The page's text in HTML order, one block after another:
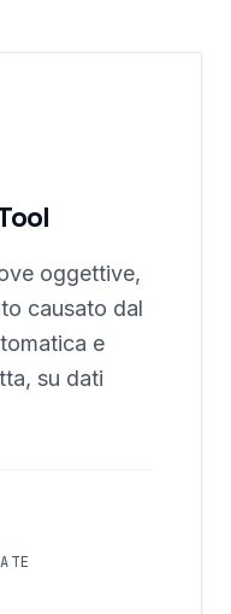
oggettive,
causato dal
e
su dati